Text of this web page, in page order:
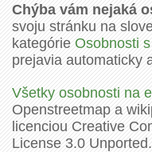
Chýba vám nejaká
svoju stránku na
kategórieOsobnosti
prejavia automaticky
Všetky osobnosti na
Openstreetmap a
licenciou Creative
License 3.0 Unported.